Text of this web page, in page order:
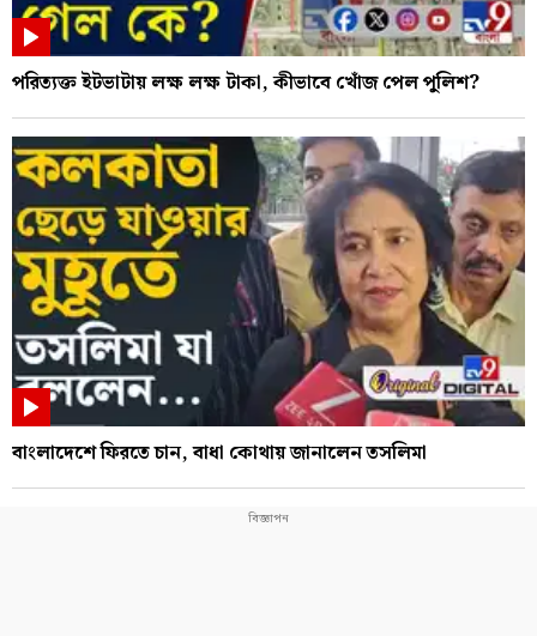
পরিত্যক্ত ইটভাটায় লক্ষ লক্ষ টাকা, কীভাবে খোঁজ পেল পুলিশ?
বাংলাদেশে ফিরতে চান, বাধা কোথায় জানালেন তসলিমা